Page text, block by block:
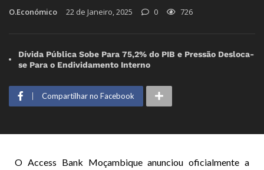
O.Económico 22 de Janeiro, 2025 0 726
Dívida Pública Sobe Para 75,2% do PIB e Pressão Desloca-
se Para o Endividamento Interno
Compartilhar no Facebook
O Access Bank Moçambique anunciou oficialmente a